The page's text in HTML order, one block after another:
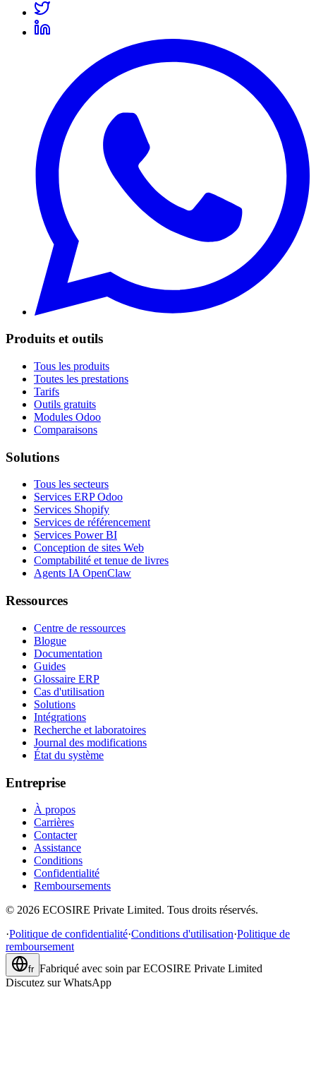
Produits et outils
Tous les produits
Toutes les prestations
Tarifs
Outils gratuits
Modules Odoo
Comparaisons
Solutions
Tous les secteurs
Services ERP Odoo
Services Shopify
Services de référencement
Services Power BI
Conception de sites Web
Comptabilité et tenue de livres
Agents IA OpenClaw
Ressources
Centre de ressources
Blogue
Documentation
Guides
Glossaire ERP
Cas d'utilisation
Solutions
Intégrations
Recherche et laboratoires
Journal des modifications
État du système
Entreprise
À propos
Carrières
Contacter
Assistance
Conditions
Confidentialité
Remboursements
© 2026 ECOSIRE Private Limited. Tous droits réservés.
·Politique de confidentialité·Conditions d'utilisation·Politique de
remboursement
fr Fabriqué avec soin par ECOSIRE Private Limited
Discutez sur WhatsApp